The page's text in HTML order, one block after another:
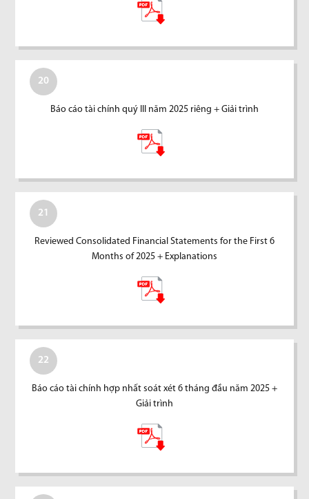
20
Báo cáo tài chính quý III năm 2025 riêng + Giải trình
21
Reviewed Consolidated Financial Statements for the First 6
Months of 2025 + Explanations
22
Báo cáo tài chính hợp nhất soát xét 6 tháng đầu năm 2025 +
Giải trình